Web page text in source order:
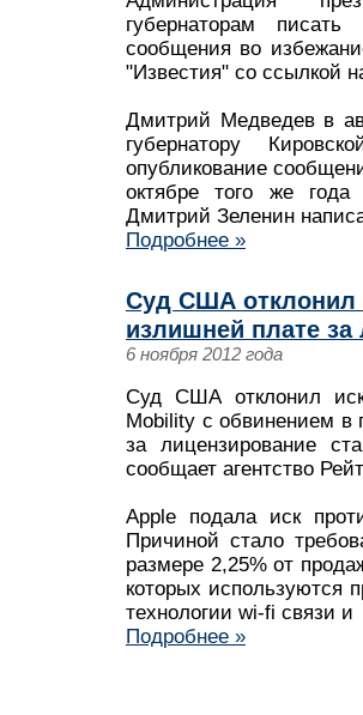
губернаторам
сообщения во
"Известия" со ссылкой
Дмитрий Медведев в
губернатору
опубликование
октябре того же года
Дмитрий Зеленин
Подробнее »
Суд США отклонил
излишней плате за
6 ноября 2012 года
Суд США отклонил
Mobility с обвинением в
за лицензирование
сообщает агентство
Apple подала иск
Причиной стало
размере 2,25% от
которых используются
технологии wi-fi связи и
Подробнее »